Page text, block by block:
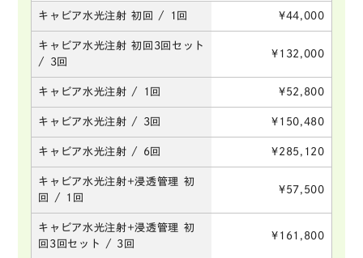
キャビア水光注射 初回 / 1回 ¥44,000
キャビア水光注射 初回3回セット
/ 3回
¥132,000
キャビア水光注射 / 1回 ¥52,800
キャビア水光注射 / 3回 ¥150,480
キャビア水光注射 / 6回 ¥285,120
キャビア水光注射+浸透管理 初
回 / 1回
¥57,500
キャビア水光注射+浸透管理 初
回3回セット / 3回
¥161,800